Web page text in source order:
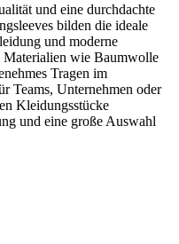
und eine durchdachte
bilden die ideale
und moderne
Materialien wie Baumwolle
Tragen im
Teams, Unternehmen oder
Kleidungsstücke
und eine große Auswahl